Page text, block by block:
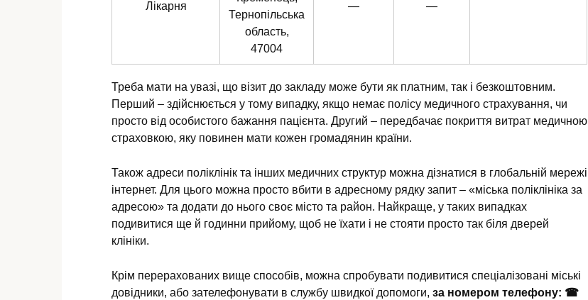
Лікарня
Тернопільська
область,
47004
— —
Треба мати на увазі, що візит до закладу може бути як платним, так і безкоштовним.
Перший – здійснюється у тому випадку, якщо немає полісу медичного страхування, чи
просто від особистого бажання пацієнта. Другий – передбачає покриття витрат медичною
страховкою, яку повинен мати кожен громадянин країни.
Також адреси поліклінік та інших медичних структур можна дізнатися в глобальній мережі
інтернет. Для цього можна просто вбити в адресному рядку запит – «міська поліклініка за
адресою» та додати до нього своє місто та район. Найкраще, у таких випадках
подивитися ще й годинни прийому, щоб не їхати і не стояти просто так біля дверей
клініки.
Крім перерахованих вище способів, можна спробувати подивитися спеціалізовані міські
довідники, або зателефонувати в службу швидкої допомоги, за номером телефону: ☎